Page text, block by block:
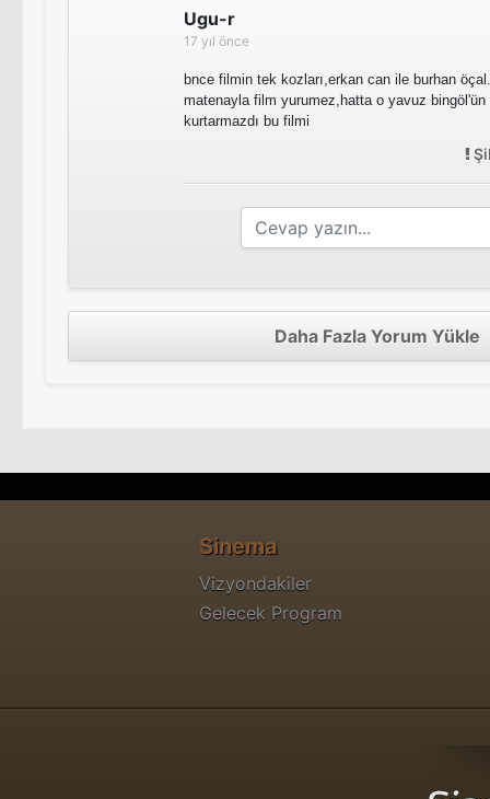
Ugu-r
17 yıl önce
bnce filmin tek kozları,erkan can ile burhan
matenayla film yurumez,hatta o yavuz
kurtarmazdı bu filmi
Daha Fazla Yorum Yükle
Sinema
Vizyondakiler
Gelecek Program